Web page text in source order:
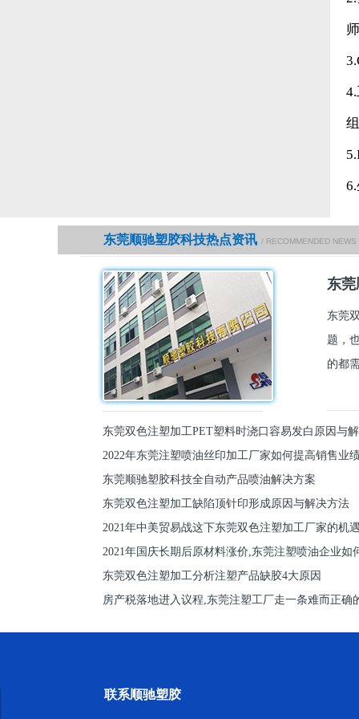
东莞顺驰塑胶科技热点资讯 / RECOMMENDED NEWS
东莞
东莞
题，
的都
东莞双色注塑加工PET塑料时浇口容易发白原因与
2022年东莞注塑喷油丝印加工厂家如何提高销售业
东莞顺驰塑胶科技全自动产品喷油解决方案
东莞双色注塑加工缺陷顶针印形成原因与解决方法
2021年中美贸易战这下东莞双色注塑加工厂家的机
2021年国庆长期后原材料涨价,东莞注塑喷油企业如
东莞双色注塑加工分析注塑产品缺胶4大原因
房产税落地进入议程,东莞注塑工厂走一条难而正确
联系顺驰塑胶